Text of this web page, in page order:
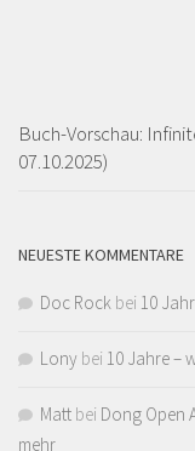
Buch-Vorschau:
07.10.2025)
NEUESTE KOMMENTARE
Doc Rock bei 10
Lony bei 10 Jahre –
Matt bei Dong Open
mehr